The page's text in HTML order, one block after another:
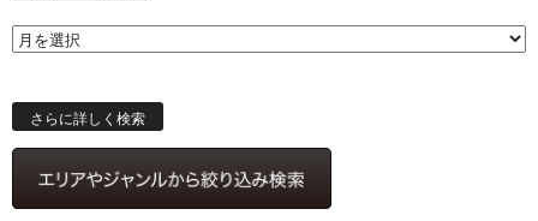
さらに詳しく検索